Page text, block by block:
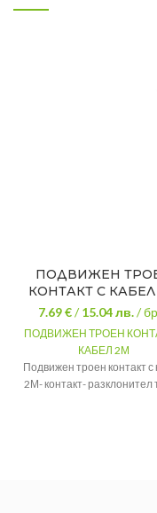
ПОДВИЖЕН
КОНТАКТ С
7.69 €/15.04лв./
ПОДВИЖЕН ТРОЕН
КАБЕЛ 2М
Подвижен троен контакт с
2М- контакт- разклонител